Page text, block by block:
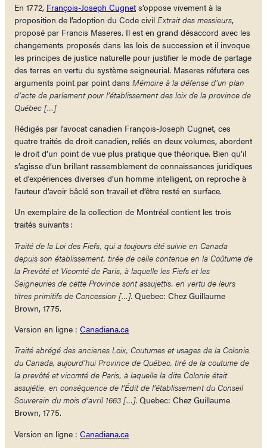
En 1772, François-Joseph Cugnets’oppose vivement à la
proposition de l’adoption du Code civil Extrait des messieurs,
proposé par Francis Maseres. Il est en grand désaccord avec les
changements proposés dans les lois de succession et il invoque
les principes de justice naturelle pour justifier le mode de partage
des terres en vertu du système seigneurial. Maseres réfutera ces
arguments point par point dans Mémoire à la défense d’un plan
d’acte de parlement pour l’établissement des loix de la province de
Québec […]
Rédigés par l’avocat canadien François-Joseph Cugnet, ces
quatre traités de droit canadien, reliés en deux volumes, abordent
le droit d’un point de vue plus pratique que théorique. Bien qu’il
s’agisse d’un brillant rassemblement de connaissances juridiques
et d’expériences diverses d’un homme intelligent, on reproche à
l’auteur d’avoir bâclé son travail et d’être resté en surface.
Un exemplaire de la collection de Montréal contient les trois
traités suivants :
Traité de la Loi des Fiefs, qui a toujours été suivie en Canada
depuis son établissement, tirée de celle contenue en la Coûtume de
la Prevôté et Vicomté de Paris, à laquelle les Fiefs et les
Seigneuries de cette Province sont assujettis, en vertu de leurs
titres primitifs de Concession […]. Quebec: Chez Guillaume
Brown, 1775.
Version en ligne : Canadiana.ca
Traité abrégé des ancienes Loix, Coutumes et usages de la Colonie
du Canada, aujourd’hui Province de Québec, tiré de la coutume de
la prevôté et vicomté de Paris, à laquelle la dite Colonie était
assujétie, en conséquence de l’Édit de l’établissement du Conseil
Souverain du mois d’avril 1663 […]. Quebec: Chez Guillaume
Brown, 1775.
Version en ligne : Canadiana.ca